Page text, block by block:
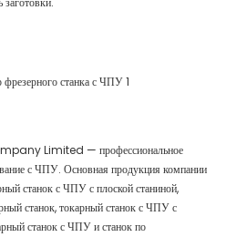
Limited — профессиональное
с ЧПУ. Основная продукция компании
станок с ЧПУ с плоской станиной,
станок, токарный станок с ЧПУ с
станок с ЧПУ и станок по